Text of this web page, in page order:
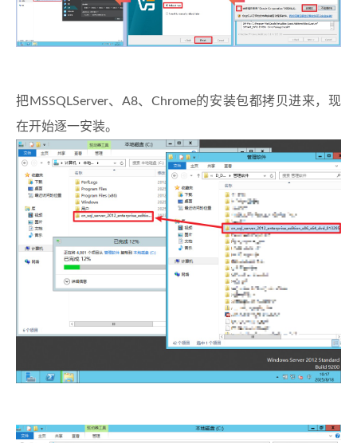
把MSSQLServer、A8、Chrome的安装包都拷贝进来，现
在开始逐一安装。